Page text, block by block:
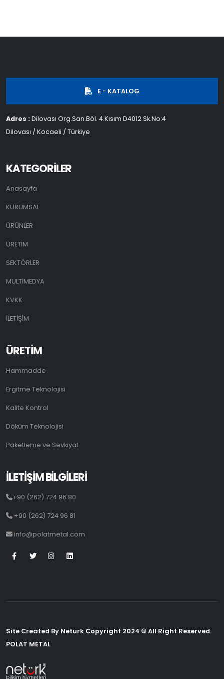
E - KATALOG
Adres : Dilovası Org.San.Böl. 4.Kısım D4012 Sk.No:4
Dilovası / Kocaeli / Türkiye
KATEGORİLER
Anasayfa
KURUMSAL
ÜRÜNLER
ÜRETİM
SEKTÖRLER
MULTİMEDYA
KVKK
İLETİŞİM
ÜRETİM
Hammadde
Ergitme Teknolojisi
Kalite Kontrol
Döküm Teknolojisi
Paketleme ve Sevkiyat
İLETİŞİM BİLGİLERİ
+90 (262) 724 96 80
+90 (262) 724 96 81
info@polatmetal.com
Site Created By Neturk Copyright 2024 © All Right Reserved.
POLAT METAL